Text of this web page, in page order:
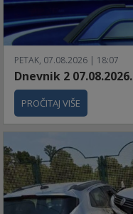
PETAK, 07.08.2026 | 18:07
Dnevnik 2 07.08.2026.
PROČITAJ VIŠE